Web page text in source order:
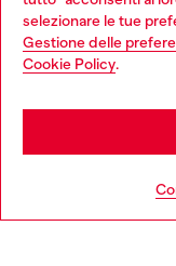
selezionare le tue
Gestione delle
Cookie Policy.
Choose your location
You are currently
be based in United